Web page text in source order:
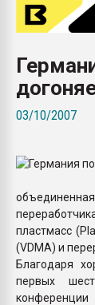
03/10/2007
пластмасс
(VDMA) и
Благодаря
первых